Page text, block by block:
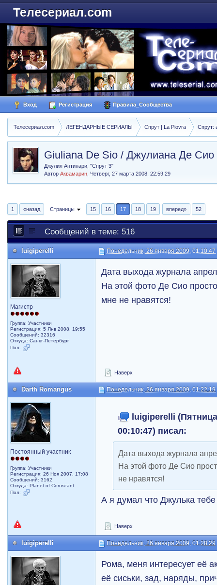
Телесериал.com
Вход Регистрация Правила_Сообщества
Телесериал.com ЛЕГЕНДАРНЫЕ СЕРИАЛЫ Спрут | La Piovra Спрут:
Giuliana De Sio / Джулиана Де Сио
Джулия Антинари, "Спрут 3"
АвторАквамарин ,Четверг, 27 марта 2008, 22:59:29
1 «назад Страницы 15 16 17 18 19 вперед» 52
Сообщений в теме: 516
luigiperelli Понедельник, 26 января 2009, 01:10:47
Магистр
Группа: Участники
Регистрация: 5 Янв 2008, 19:55
Сообщений: 32316
Откуда: Санкт-Петербург
Пол:
Дата выхода журнала
На этой фото Де Сио
мне не нравятся!
Наверх
Darth Romangus Понедельник, 26 января 2009, 01:22:19
Постоянный участник
Группа: Участники
Регистрация: 26 Ноя 2007, 17:08
Сообщений: 3162
Откуда: Planet of Coruscant
Пол:
luigiperelli
00:10:47) писал:
Дата выхода журнала
На этой фото Де Сио
не нравятся!
А я думал что Джулька
Наверх
luigiperelli Понедельник, 26 января 2009, 01:28:29
Рома, меня интересует её
её сиськи, зад, наряды,